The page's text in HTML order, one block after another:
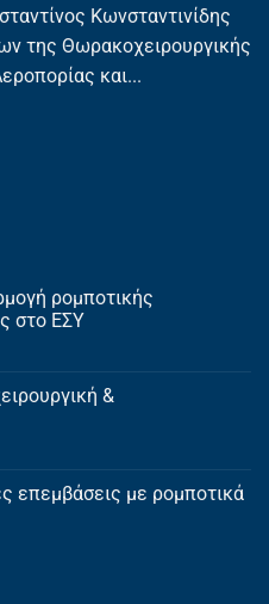
Κωνσταντινίδης
της Θωρακοχειρουργικής
και...
ρομποτικής
στο ΕΣΥ
&
επεμβάσεις με ρομποτικά